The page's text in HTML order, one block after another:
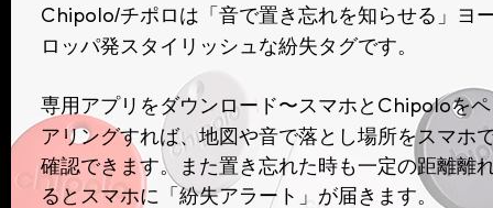
Chipolo/チポロは「音で置き忘れを知らせる」 ヨ
ロッパ発スタイリッシュな紛失タグです。
専用アプリをダウンロード〜スマホと Chipoloをペ
アリングすれば、地図や音で落とし場所をスマホ
確認できます。また置き忘れた時も一定の距離離
るとスマホに「紛失アラート」が届きます。